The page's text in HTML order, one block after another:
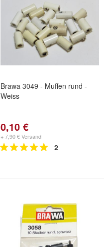
Brawa 3049 - Muffen rund -
Weiss
0,10 €
+ 7,90 € Versand
2